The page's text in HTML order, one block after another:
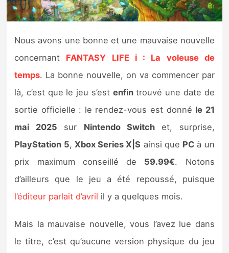
Tests de jeux
Tests d’accessoires
Previews
Précommandes
Précommandes jeux Switch 2
Sorties de jeux
Guides
Nous avons une bonne et une mauvaise nouvelle
concernant FANTASY LIFE i : La voleuse de
temps. La bonne nouvelle, on va commencer par
là, c’est que le jeu s’est enfintrouvé une date de
sortie officielle : le rendez-vous est donné le 21
mai 2025 sur Nintendo Switchet, surprise,
PlayStation 5, Xbox Series X|S ainsi que PC à un
prix maximum conseillé de 59.99€. Notons
d’ailleurs que le jeu a été repoussé, puisque
l’éditeur parlait d’avril il y a quelques mois.
Mais la mauvaise nouvelle, vous l’avez lue dans
le titre, c’est qu’aucune version physique du jeu